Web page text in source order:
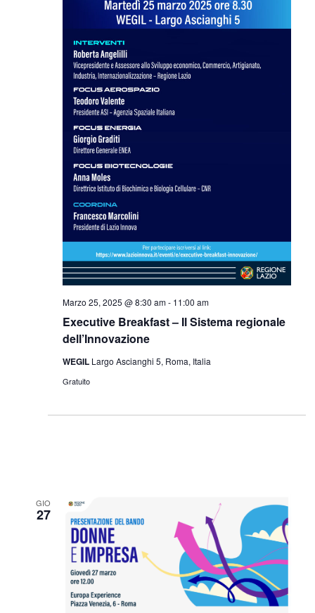
Executive Breakfast – Il Sistema regionale
dell’Innovazione
Marzo 25, 2025 @ 8:30 am- 11:00 am
WEGIL Largo Ascianghi 5, Roma, Italia
Gratuito
GIO
27